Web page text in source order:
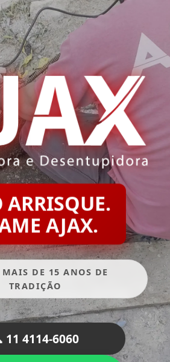
ARRISQUE.
AJAX.
DE 15 ANOS DE
TRADIÇÃO
11 4114-6060